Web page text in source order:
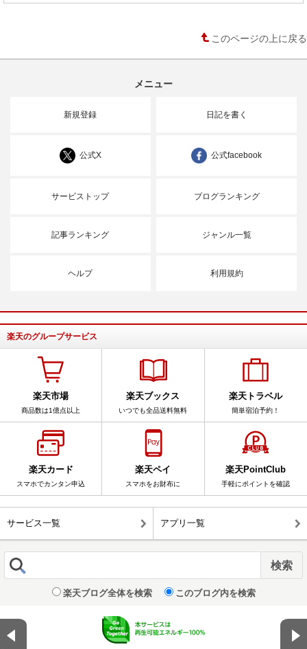
このページの上に戻る
メニュー
新規登録 日記を書く
公式X 公式facebook
サービストップ ブログランキング
記事ランキング ジャンル一覧
ヘルプ 利用規約
楽天のグループサービス
楽天市場
商品数は1億点以上
楽天ブックス
いつでも全品送料無料
楽天トラベル
簡単宿泊予約！
楽天カード
スマホでカンタン申込
楽天ペイ
スマホをお財布に
楽天PointClub
手軽にポイントを確認
サービス一覧 アプリ一覧
楽天ブログ全体を検索 このブログ内を検索